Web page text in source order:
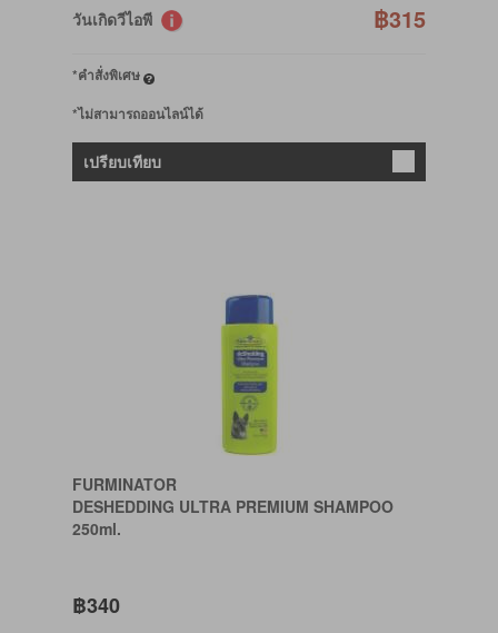
วันเกิดวีไอพี ฿315
*คำสั่งพิเศษ
*ไม่สามารถออนไลน์ได้
เปรียบเทียบ
FURMINATOR
DESHEDDING ULTRA PREMIUM SHAMPOO
250ml.
฿340